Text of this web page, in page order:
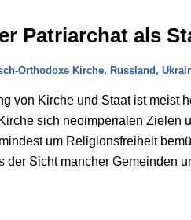
Patriarchat als
Orthodoxe Kirche, Russland,
von Kirche und Staat ist meist
sich neoimperialen Zielen
um Religionsfreiheit
der Sicht mancher Gemeinden